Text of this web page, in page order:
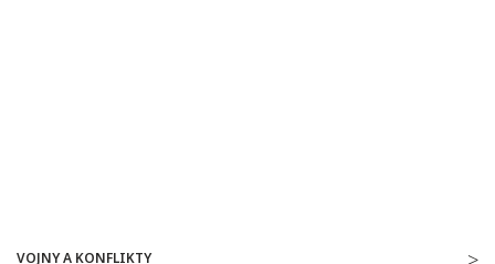
VOJNY A KONFLIKTY